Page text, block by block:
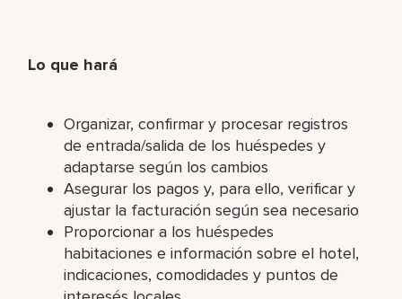
Lo que hará
Organizar, confirmar y procesar registros
de entrada/salida de los huéspedes y
adaptarse según los cambios
Asegurar los pagos y, para ello, verificar y
ajustar la facturación según sea necesario
Proporcionar a los huéspedes
habitaciones e información sobre el hotel,
indicaciones, comodidades y puntos de